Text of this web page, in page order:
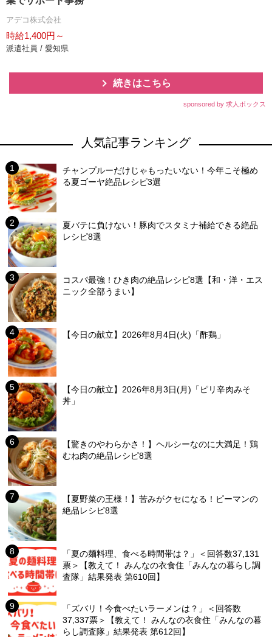
アデコ株式会社
時給1,400円～
派遣社員 / 愛知県
続きはこちら
sponsored by 求人ボックス
人気記事ランキング
チャンプルーだけじゃもったいない！今年こそ極め
る夏ゴーヤ絶品レシピ3選
夏バテに負けない！豚肉でスタミナ補給できる絶品
レシピ8選
コスパ最強！ひき肉の絶品レシピ8選【和・洋・エス
ニック全部うまい】
【今日の献立】2026年8月4日(火)「酢鶏」
【今日の献立】2026年8月3日(月)「ピリ辛肉みそ
丼」
【驚きのやわらかさ！】ヘルシーなのに大満足！鶏
むね肉の絶品レシピ8選
【夏野菜の王様！】苦みがクセになる！ピーマンの
絶品レシピ8選
「夏の麺料理、食べる時間帯は？」＜回答数37,131
票＞【教えて！ みんなの衣食住「みんなの暮らし調
査隊」結果発表 第610回】
「ズバリ！今食べたいラーメンは？」＜回答数
37,337票＞【教えて！ みんなの衣食住「みんなの暮
らし調査隊」結果発表 第612回】